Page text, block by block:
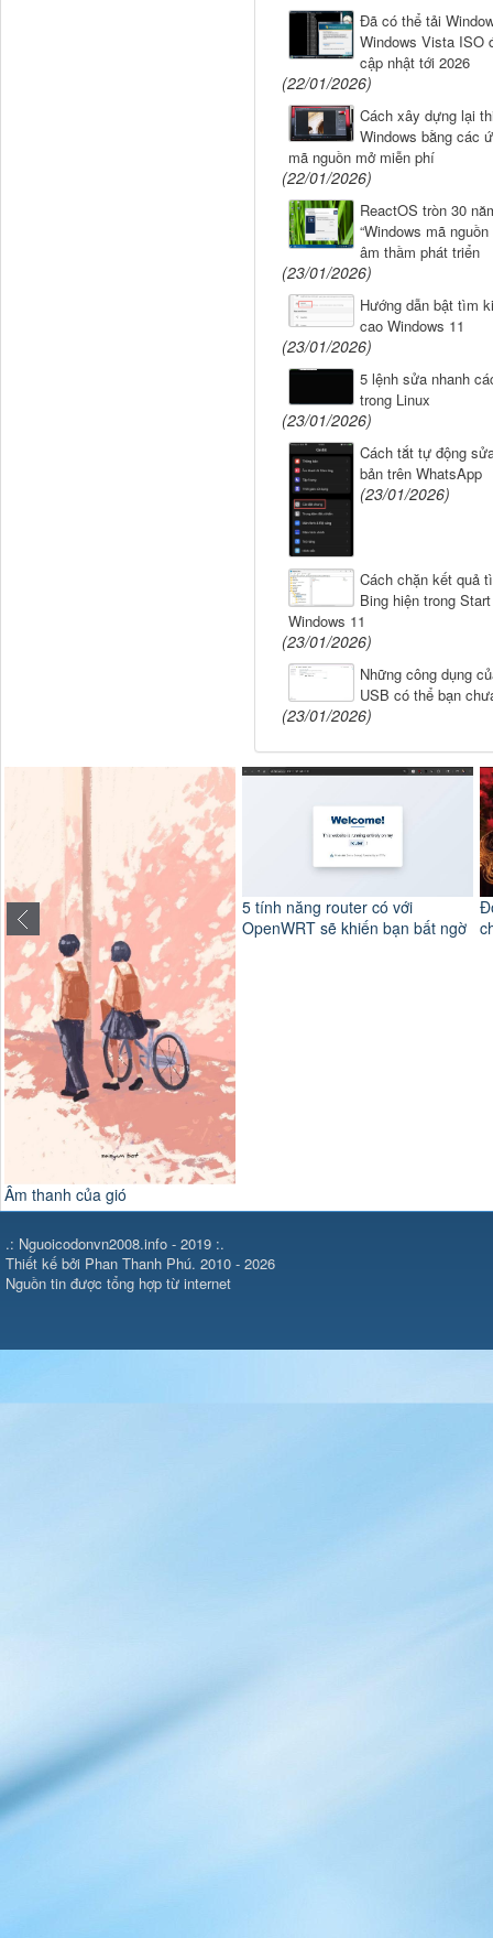
Đã có thể tải
Windows Vista ISO
cập nhật tới 2026
(22/01/2026)
Cách xây dựng lại
Windows bằng các
mã nguồn mở miễn phí
(22/01/2026)
ReactOS tròn 30
“Windows mã nguồn
âm thầm phát triển
(23/01/2026)
Hướng dẫn bật tìm
cao Windows 11
(23/01/2026)
5 lệnh sửa nhanh
trong Linux
(23/01/2026)
Cách tắt tự động
bản trên WhatsApp
(23/01/2026)
Cách chặn kết quả
Bing hiện trong
Windows 11
(23/01/2026)
Những công dụng
USB có thể bạn
(23/01/2026)
của gió
5 tính năng router có với
OpenWRT sẽ khiến bạn bất ngờ
Độ ta
chuyện bi
.: Nguoicodonvn2008.info - 2019 :.
Thiết kế bởi Phan Thanh Phú. 2010 - 2026
Nguồn tin được tổng hợp từ internet